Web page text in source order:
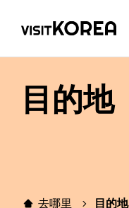
目的地
去哪里 目的地